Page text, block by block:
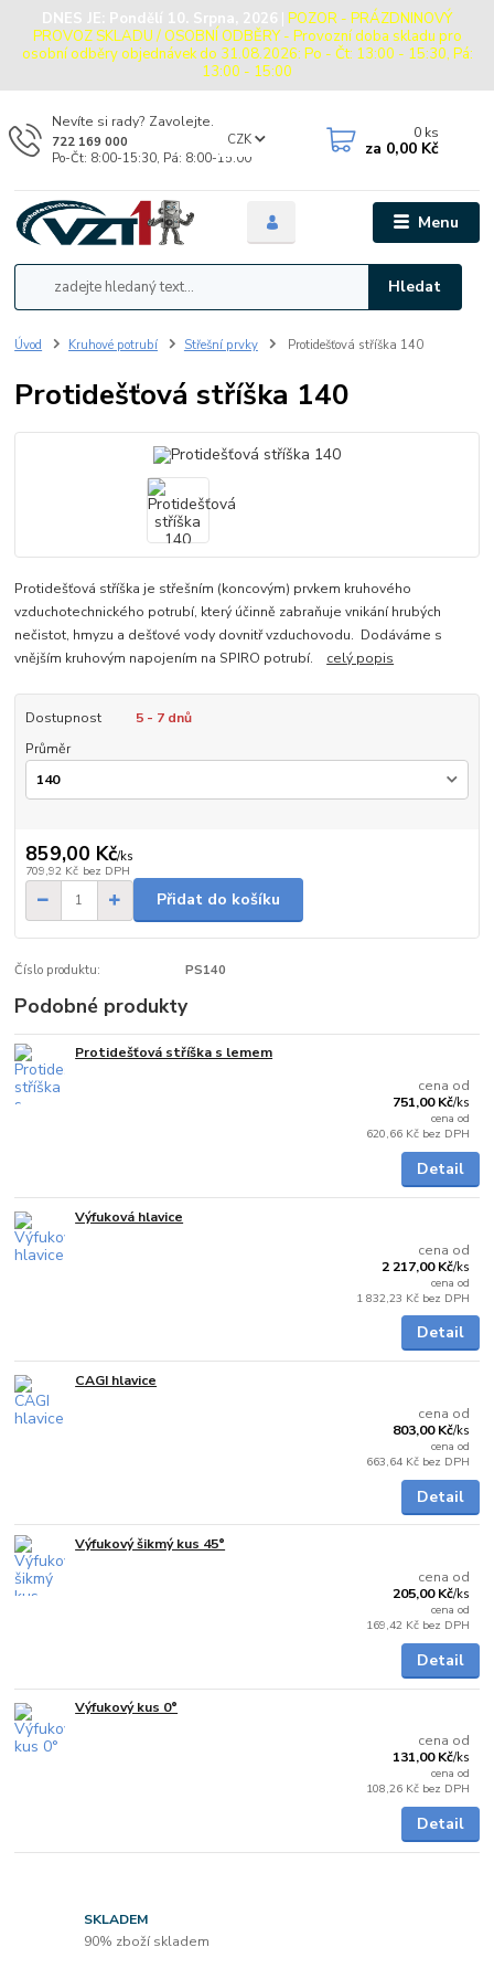
DNES JE: Pondělí 10. Srpna, 2026 | POZOR - PRÁZDNINOVÝ
PROVOZ SKLADU / OSOBNÍ ODBĚRY - Provozní doba skladu pro
osobní odběry objednávek do 31.08.2026: Po - Čt: 13:00 - 15:30, Pá:
13:00 - 15:00
Menu
CZK
Hledat
Nevíte si rady? Zavolejte.
722 169 000
Po-Čt: 8:00-15:30, Pá: 8:00-15:00
0 ks
za 0,00 Kč
Úvod Kruhové potrubí Střešní prvky Protidešťová stříška 140
Protidešťová stříška 140
Protidešťová stříška je střešním (koncovým) prvkem kruhového
vzduchotechnického potrubí, který účinně zabraňuje vnikání hrubých
nečistot, hmyzu a dešťové vody dovnitř vzduchovodu. Dodáváme s
vnějším kruhovým napojením na SPIRO potrubí. celý popis
Dostupnost
5 - 7 dnů
Průměr
859,00 Kč/ks
709,92 Kč bez DPH
Přidat do košíku
Číslo produktu: PS140
Podobné produkty
Protidešťová stříška s lemem
cena od
751,00 Kč/ks
cena od
620,66 Kč bez DPH
Detail
Výfuková hlavice
cena od
2 217,00 Kč/ks
cena od
1 832,23 Kč bez DPH
Detail
CAGI hlavice
cena od
803,00 Kč/ks
cena od
663,64 Kč bez DPH
Detail
Výfukový šikmý kus 45°
cena od
205,00 Kč/ks
cena od
169,42 Kč bez DPH
Detail
Výfukový kus 0°
cena od
131,00 Kč/ks
cena od
108,26 Kč bez DPH
Detail
SKLADEM
90% zboží skladem